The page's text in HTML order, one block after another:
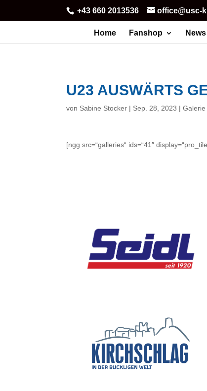
+43 660 2013536 office@usc-
Home Fanshop
U23 AUSWÄRTS
von Sabine Stocker | Sep. 28, 2023 |Galerie
[ngg src=“galleries“ ids=“41″